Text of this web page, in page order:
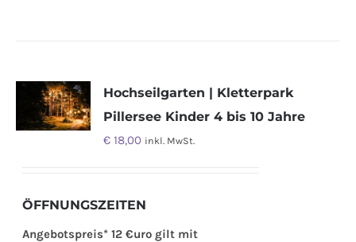
Hochseilgarten | Kletterpark
Pillersee Kinder 4 bis 10 Jahre
€ 18,00 inkl. MwSt.
ÖFFNUNGSZEITEN
Angebotspreis* 12 €uro gilt mit